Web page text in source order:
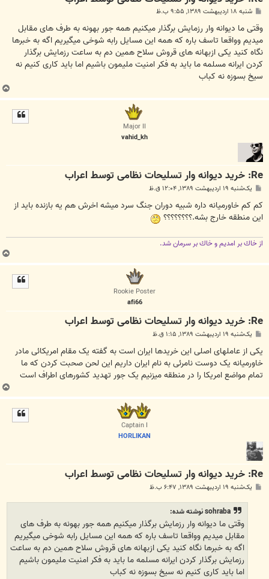
پ
ت
شنبه ۱۸ اردیبهشت ۱۳۸۹, ۹:۵۵ ب.ظ
وقتی ما دیوانه وار رزمایش برگذار میکنیم همه جور بهونه به طرف های مقابل
میدیم وواقعا تاسف باره که همه این مسایل رابه شوخی میگیریم اگه به خبرها
نگاه کنید یکی ازبهانه های قروش سلاح همین دم به ساعت رزمایش برگذار
کردن ایرانه مسلمه ما باید به فکر امنیت ملیمون باشیم اما باید کاری کنیم نه
سیخ بسوزه نه کباب
ب
ا
Major II
vahid_kh
Re: خرید دیوانه وار تسلیحات نظامی توسط اعراب
پ
ت
یک‌شنبه ۱۹ اردیبهشت ۱۳۸۹, ۱۲:۰۴ ق.ظ
كم كم خاورميانه داره شبيه دوران جنگ سرد ميشه اخرش هم يه بازنده بايد از
اين منطقه خارج بشه.؟؟؟؟؟؟؟؟
از خاك بر امديم و خاك بر سرمان شد.
ب
ا
Rookie Poster
afi66
Re: خرید دیوانه وار تسلیحات نظامی توسط اعراب
پ
ت
یک‌شنبه ۱۹ اردیبهشت ۱۳۸۹, ۱:۱۵ ق.ظ
یکی از عاملهای اصلی این خریدها ایران است به گفته یک مقام امریکائی مادر
خاورمیانه یک دوست نامرئی به نام ایران داریم این لحن صحبت کردن که ما
تمام مواضع امریکا را در منطقه میزنیم یک جور تهدید کشورهای اطراف است
ب
ا
Captain I
HORLIKAN
Re: خرید دیوانه وار تسلیحات نظامی توسط اعراب
پ یک‌شنبه ۱۹ اردیبهشت ۱۳۸۹, ۶:۴۷ ب.ظ
sohraba نوشته شده:
وقتی ما دیوانه وار رزمایش برگذار میکنیم همه جور بهونه به طرف های
مقابل میدیم وواقعا تاسف باره که همه این مسایل رابه شوخی میگیریم
اگه به خبرها نگاه کنید یکی ازبهانه های قروش سلاح همین دم به ساعت
رزمایش برگذار کردن ایرانه مسلمه ما باید به فکر امنیت ملیمون باشیم
اما باید کاری کنیم نه سیخ بسوزه نه کباب